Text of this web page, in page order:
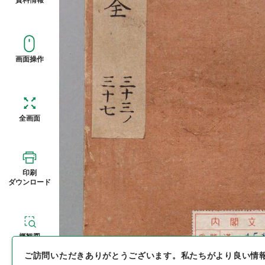
画面操作
全画面
印刷
ダウンロード
概観図
ご訪問いただきありがとうございます。 私たちがより良い情